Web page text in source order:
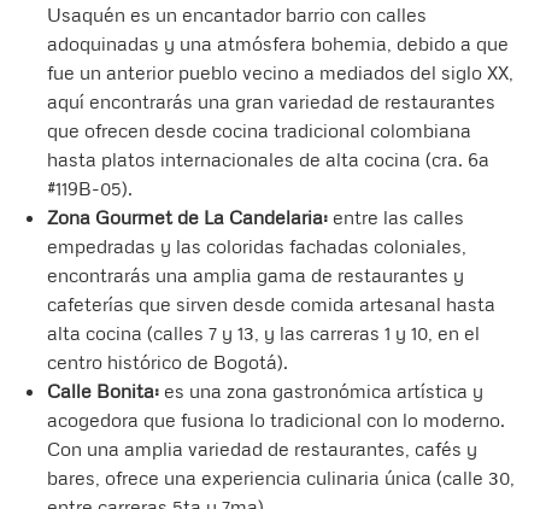
Usaquén es un encantador barrio con calles
adoquinadas y una atmósfera bohemia, debido a que
fue un anterior pueblo vecino a mediados del siglo XX,
aquí encontrarás una gran variedad de restaurantes
que ofrecen desde cocina tradicional colombiana
hasta platos internacionales de alta cocina (cra. 6a
#119B-05).
Zona Gourmet de La Candelaria: entre las calles
empedradas y las coloridas fachadas coloniales,
encontrarás una amplia gama de restaurantes y
cafeterías que sirven desde comida artesanal hasta
alta cocina (calles 7 y 13, y las carreras 1 y 10, en el
centro histórico de Bogotá).
Calle Bonita: es una zona gastronómica artística y
acogedora que fusiona lo tradicional con lo moderno.
Con una amplia variedad de restaurantes, cafés y
bares, ofrece una experiencia culinaria única (calle 30,